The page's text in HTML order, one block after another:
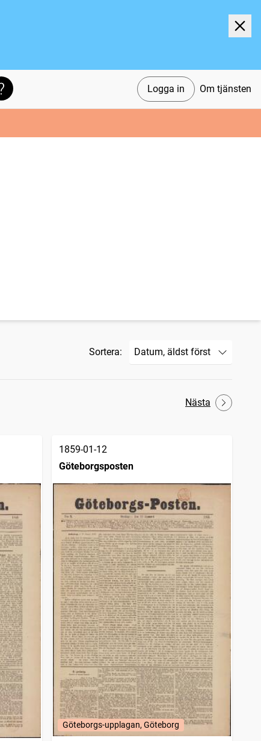
Logga in Om tjänsten
Söktips
Sortera:
Nästa
1859-01-12
Göteborgsposten
Göteborgs-upplagan, Göteborg